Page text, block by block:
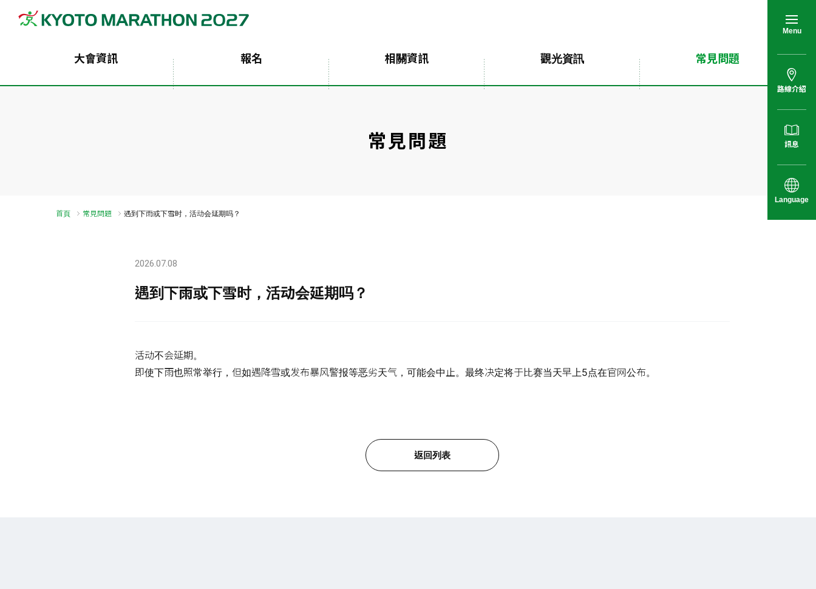
大會資訊 報名 相關資訊 觀光資訊 常見問題
Menu
路線介紹
訊息
Language
常見問題
首頁 常見問題 遇到下雨或下雪时，活动会延期吗？
2026.07.08
遇到下雨或下雪时，活动会延期吗？
活动不会延期。
即使下雨也照常举行，但如遇降雪或发布暴风警报等恶劣天气，可能会中止。最终决定将于比赛当天早上5点在官网公布。
返回列表